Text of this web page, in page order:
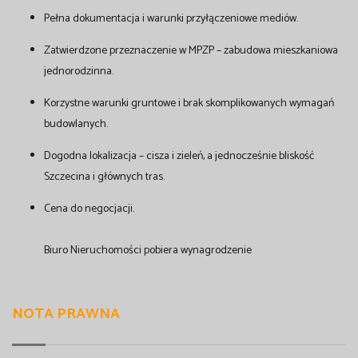
Pełna dokumentacja i warunki przyłączeniowe mediów.
Zatwierdzone przeznaczenie w MPZP – zabudowa mieszkaniowa
jednorodzinna.
Korzystne warunki gruntowe i brak skomplikowanych wymagań
budowlanych.
Dogodna lokalizacja – cisza i zieleń, a jednocześnie bliskość
Szczecina i głównych tras.
Cena do negocjacji.
Biuro Nieruchomości pobiera wynagrodzenie
NOTA PRAWNA